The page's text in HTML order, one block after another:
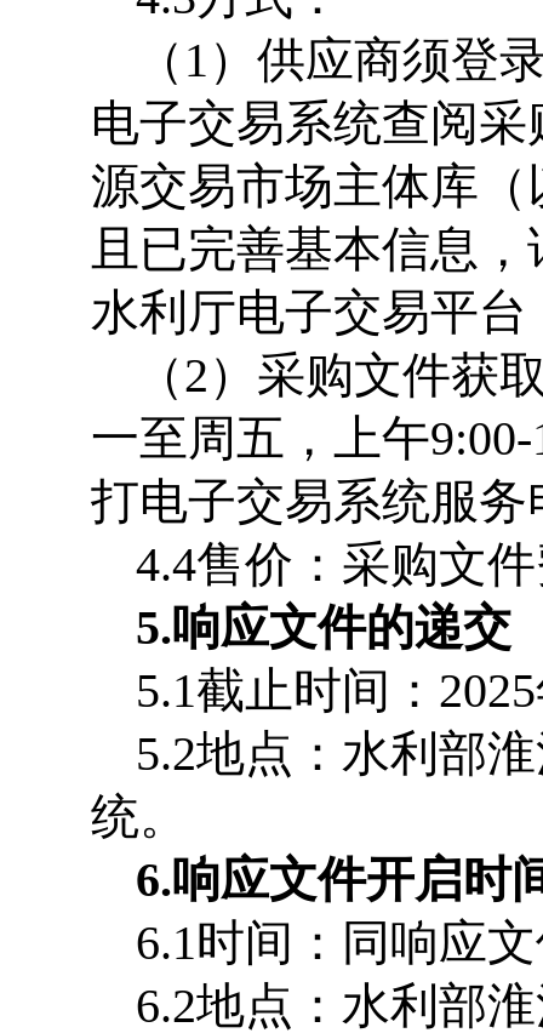
（ 1）供应商须登
电子交易系统查阅
源交易市场主体库
且已完善基本信息
水利厅电子交易平台
（2）采购文件获
一至周五，上午
打电子交易系统服
4.4售价：采购文
5.响应文件的递交
5.1截止时间： 2025
5.2地点：水利部
统。
6.响应文件开启时
6.1时间：同响应
6.2地点：水利部